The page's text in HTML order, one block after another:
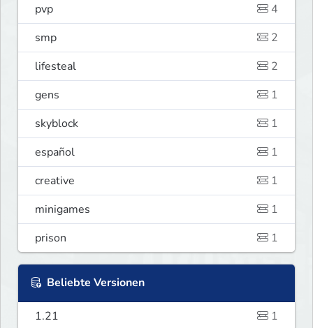
pvp
4
smp
2
lifesteal
2
gens
1
skyblock
1
español
1
creative
1
minigames
1
prison
1
Beliebte Versionen
1.21 1